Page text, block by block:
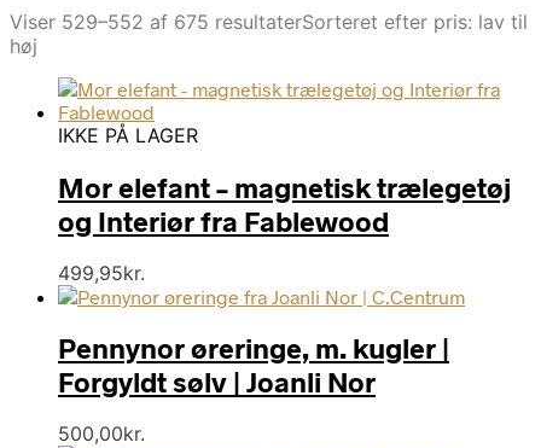
Viser 529–552 af 675 resultaterSorteret efter pris: lav til
høj
IKKE PÅ LAGER
Mor elefant – magnetisk trælegetøj
og Interiør fra Fablewood
499,95kr.
Pennynor øreringe, m. kugler |
Forgyldt sølv | Joanli Nor
500,00kr.